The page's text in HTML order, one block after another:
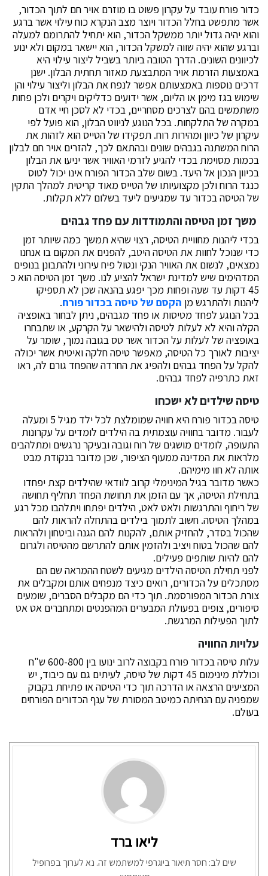
כדור פורח עובד על עקרון פשוט בו מוזרם אויר חם לתוך הכדור,
אשר מתפשט בחלל הכדור ויוצר מצב הנקרא כוח עילוי אשר ברגע
והוא יהיה גדול יותר ממשקל הכדור, הוא יתחיל להתרומם למעלה
וברגע שהוא יהיה שווה למשקל הכדור, הוא יישאר במקום ולא ינוע
לכיוונים השונים. הדרך הטובה ביותר בשביל ליצור עילוי היא
באמצעות הזרמת אויר המתבצעת מאזור תחתית הבלון. ישנן
דרכים נוספות באמצעותם אפשר לנפח את הבלון וליצור עילוי והן
שימוש בגז מימן או הליום, אשר ידועים כדליקים ויקרים ולכן פחות
משתמשים בהם לצרכים מסחריים, בכדי לא לסכן חיי אדם
במקרה של התלקחות. בכל הנוגע לניווט הבלון, הוא פועל לפי
עיקרון של כיוון ומהירות רוח. תפקידו של הטייס הוא לזהות את
הרוח המשתנה בגבהים שונים ובהתאם לכך, להזרים אויר חם לבלון
בכמות מסוימת בכדי להגיע לזרמי האוויר אשר יניעו את הבלון
בכיוון הנכון אל היעד. בשום שלב הכדור הפורח אינו יכול לטוס
כנגד הרוח ולכן מקצועיותו של הטייס מאוד קריטית למהלך התקין
של הטיסה בכדור עד שמגיעים ליעד בשלום ללא תקלות.
משך זמן הטיסה והתמודדות עם פחד גבהים
בכדי ליהנות מחוויית הטיסה, רצוי שהיא תמשך כמה שיותר זמן
כדי שנוכל לחוות את הטיסה היטב, להפנים את המקום בו אנחנו
נמצאים, לנשום את האוויר הנקי ונטול פיח עירוני ולהתבונן בנופים
המדהימים שיש למדינת ישראל להציע לנו. משך זמן הטיסה הוא כ
45 דקות עד שעה ופחות מכך יפגע בהנאה שכן לא תספיקו
ליהנות ולהתרגש מן הקסם של טיסה בכדור פורח.
בכל הנוגע לפחד מטיסות או פחד מגבהים, ניתן לבחור באופציה
הקלה והיא לא לעלות לטיסה ולהישאר על הקרקע, או שתבחרו
באופציה של לעלות על הכדור אשר טס בגובה נמוך, שומר על
יציבות לאורך כל הטיסה, מאפשר טיסה חלקה ואיטית אשר יכולה
להקל על הפחד גבהים ולהפיג את החרדה שהפחד גורם לה, ראו
זאת כתרפיה לפחד גבהים.
טיסה שילדים לא ישכחו
טיסה בכדור פורח היא חוויה שמומלצת לכל ילד מגיל 5 ומעלה
לעבור. מדובר בחוויה עוצמתית בה הילדים לומדים על עקרונות
התעופה, לומדים מושגים של רוח וגובה ובעיקר נרגשים ומתלהבים
מלראות את המדינה ממעוף הציפור, שכן מדובר בנקודת מבט
אותה לא חוו מימיהם.
כאשר מדובר בגיל המינימלי קרוב לוודאי שהילדים קצת יפחדו
בתחילת הטיסה, אך עם הזמן את תחושת הפחד תחליף תחושה
של ריחוף והתרגשות ולאט לאט, הילדים יפתחו ויתלהבו מכל רגע
במהלך הטיסה. חשוב לתמוך בילדים בהתחלה להראות להם
שהכול בסדר, להחזיק אותם, להקנות להם הגנה וביטחון ולהראות
להם שהכול בטוח ויציב ולהזמין אותם להתרשם מהטיסה ולגרום
להם להיות שותפים פעילים.
לפני תחילת הטיסה הילדים מגיעים לשטח ההמראה שם הם
מסתכלים על הכדורים, רואים כיצד מנפחים אותם ומקבלים את
צורת הכדור המפורסמת. תוך כדי הם מקבלים הסברים, שומעים
סיפורים, צופים בפעולת המבערים המהפנטים ומתחברים אט אט
לתוך הפעילות המרגשת.
עלויות החוויה
עלות טיסה בכדור פורח בקבוצה לרוב ינועו בין 600-800 ש"ח
וכוללת מינימום 45 דקות של טיסה, לעיתים גם עם כיבוד, יש
המציעים הרצאה או הדרכה תוך כדי הטיסה או פתיחת בקבוק
שמפניה עם הנחיתה כמיטב המסורת של ענף הכדורים הפורחים
בעולם.
ליאו ברד
שים לב: חסר תיאור ביוגרפי למשתמש זה. נא לערוך בפרופיל